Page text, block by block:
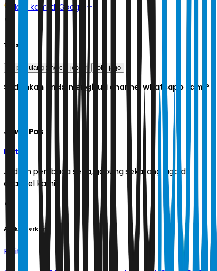
Ikuti kami di Google
Tags
tol pamulang cinere jokowi tol cijago
Sudahkah Anda mengikuti channel whatsapp kami?
Jawa Pos
Ikuti
Jadilah pembaca setia, gabung sekarang juga di
channel kami!
Artikel Terkait
Politik